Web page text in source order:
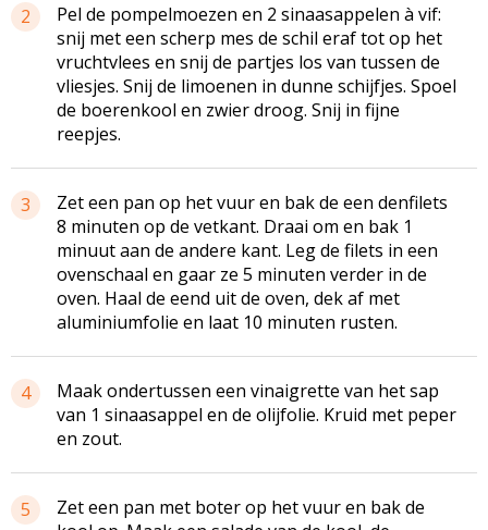
2
Pel de pompelmoezen en 2 sinaasappelen à vif:
snij met een scherp mes de schil eraf tot op het
vruchtvlees en snij de partjes los van tussen de
vliesjes. Snij de limoenen in dunne schijfjes. Spoel
de boerenkool en zwier droog. Snij in fijne
reepjes.
3
Zet een pan op het vuur en bak de een­ denfilets
8 minuten op de vetkant. Draai om en bak 1
minuut aan de andere kant. Leg de filets in een
ovenschaal en gaar ze 5 minuten verder in de
oven. Haal de eend uit de oven, dek af met
aluminiumfolie en laat 10 minuten rusten.
4
Maak ondertussen een vinaigrette van het sap
van 1 sinaasappel en de olijfolie. Kruid met peper
en zout.
5
Zet een pan met boter op het vuur en bak de